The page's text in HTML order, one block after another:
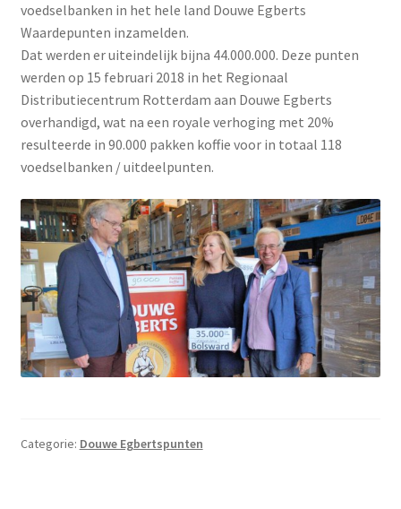
voedselbanken in het hele land Douwe Egberts
Waardepunten inzamelden.
Dat werden er uiteindelijk bijna 44.000.000. Deze punten
werden op 15 februari 2018 in het Regionaal
Distributiecentrum Rotterdam aan Douwe Egberts
overhandigd, wat na een royale verhoging met 20%
resulteerde in 90.000 pakken koffie voor in totaal 118
voedselbanken / uitdeelpunten.
Categorie: Douwe Egbertspunten